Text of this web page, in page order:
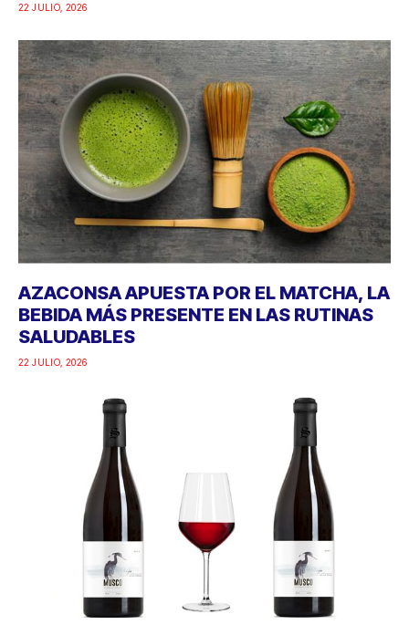
22 JULIO, 2026
AZACONSA APUESTA POR EL MATCHA, LA
BEBIDA MÁS PRESENTE EN LAS RUTINAS
SALUDABLES
22 JULIO, 2026